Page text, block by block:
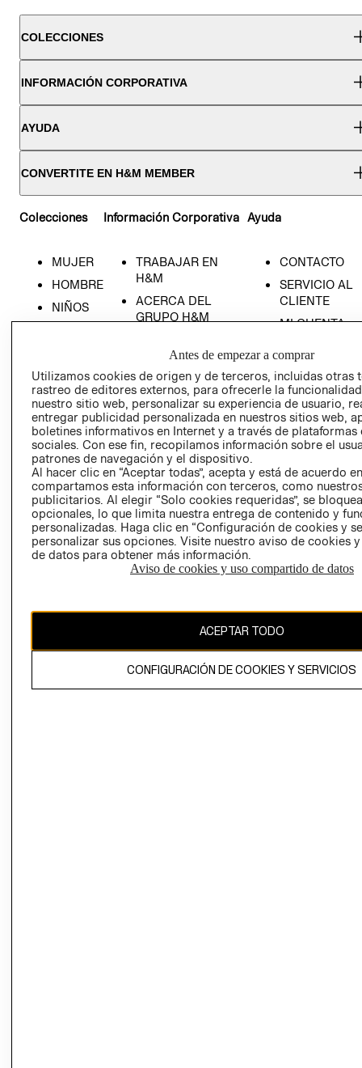
COLECCIONES
INFORMACIÓN CORPORATIVA
AYUDA
CONVERTITE EN H&M MEMBER
Colecciones
MUJER
HOMBRE
NIÑOS
Información Corporativa
TRABAJAR EN
H&M
ACERCA DEL
GRUPO H&M
SOCIAL
PRENSA
RELACIÓN CON
INVERSIONISTAS
POLÍTICA
EMPRESARIAL
Ayuda
CONTACTO
SERVICIO AL
CLIENTE
MI CUENTA
TIENDAS
- RETIRO EN
TIENDA
TÉRMINOS Y
AVISO DE
PRIVACIDAD
GIFT CARD
AVISO DE
Antes de empezar a comprar
Utilizamos cookies de origen y de terceros, incluidas otras
rastreo de editores externos, para ofrecerle la
nuestro sitio web, personalizar su experiencia de usuario,
entregar publicidad personalizada en nuestros sitios web,
boletines informativos en Internet y a través de plataformas
sociales. Con ese fin, recopilamos información sobre el
patrones de navegación y el dispositivo.
Al hacer clic en “Aceptar todas”, acepta y está de acuerdo
compartamos esta información con terceros, como
publicitarios. Al elegir “Solo cookies requeridas”, se
opcionales, lo que limita nuestra entrega de contenido y
personalizadas. Haga clic en “Configuración de cookies y
personalizar sus opciones. Visite nuestro aviso de cookies
de datos para obtener más información.
Aviso de cookies y uso compartido de datos
ACEPTAR TODO
CONFIGURACIÓN DE COOKIES Y SERVICIOS